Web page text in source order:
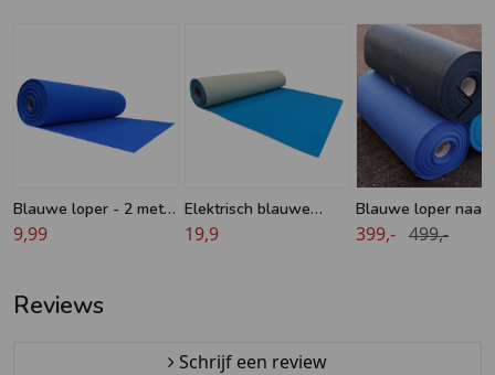
Blauwe loper - 2 meter
breed
9,99
Elektrisch blauwe
loper - Luxe - 2 meter
19,9
Blauwe loper
- 2 meter breed -
399,- 499,-
Reviews
Schrijf een review